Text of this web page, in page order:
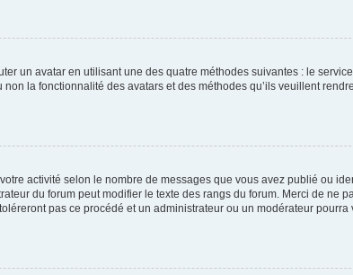
un avatar en utilisant une des quatre méthodes suivantes : le
la fonctionnalité des avatars et des méthodes qu’ils veuillent
activité selon le nombre de messages que vous avez publié ou
du forum peut modifier le texte des rangs du forum. Merci de ne
pas ce procédé et un administrateur ou un modérateur